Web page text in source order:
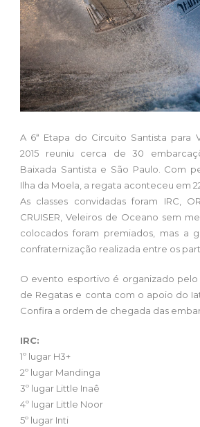
A 6ª Etapa do Circuito Santista para
2015 reuniu cerca de 30
Baixada Santista e São Paulo. Com
Ilha da Moela, a regata aconteceu em
As classes convidadas foram IRC,
CRUISER, Veleiros de Oceano sem
colocados foram premiados, mas a
confraternização realizada entre os
O evento esportivo é organizado pelo
de Regatas e conta com o apoio do
Confira a ordem de chegada das
IRC:
1º lugar H3+
2º lugar Mandinga
3º lugar Little Inaê
4º lugar Little Noor
5º lugar Inti